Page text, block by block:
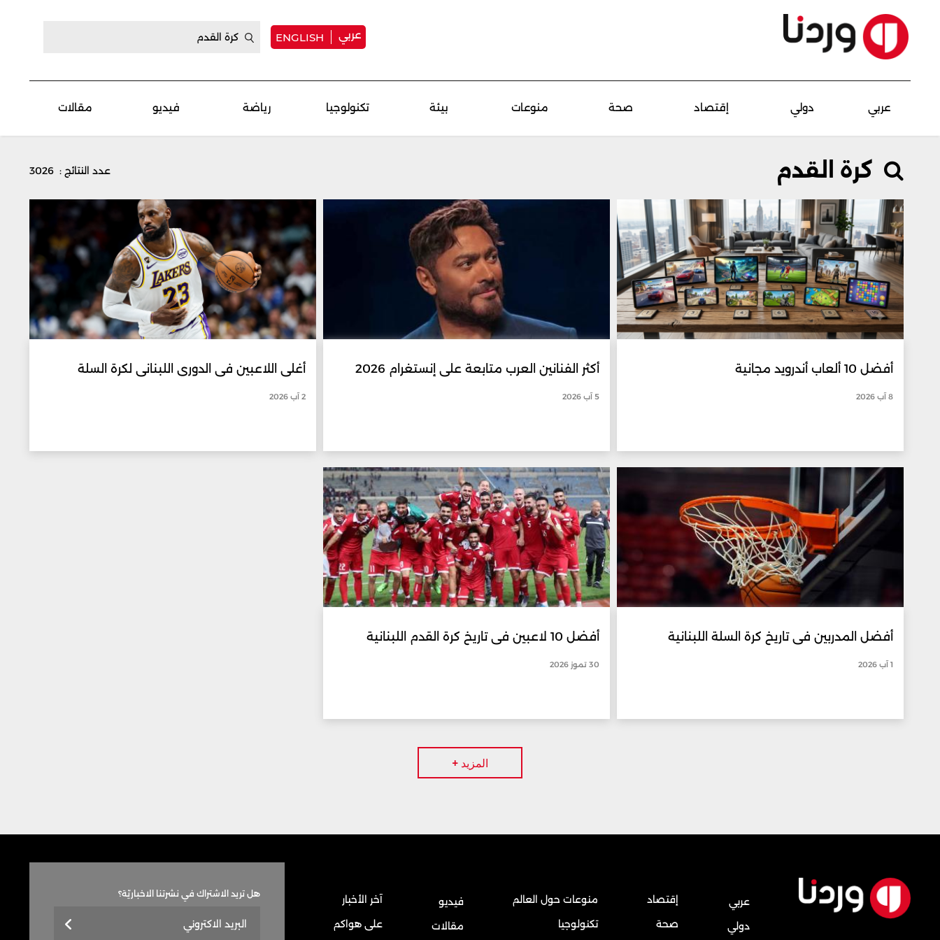
عربي ENGLISH
عربي دولي إقتصاد صحة منوعات بيئة تكنولوجيا رياضة فيديو مقالات
كرة القدم عدد النتائج : 3026
أفضل 10 ألعاب أندرويد مجانية
8 آب 2026
أكثر الفنانين العرب متابعة على إنستغرام 2026
5 آب 2026
أغلى اللاعبين في الدوري اللبناني لكرة السلة
2 آب 2026
أفضل المدربين في تاريخ كرة السلة اللبنانية
1 آب 2026
أفضل 10 لاعبين في تاريخ كرة القدم اللبنانية
30 تموز 2026
المزيد +
عربي
دولي
إقتصاد
صحة
منوعات حول العالم
تكنولوجيا
فيديو
مقالات
آخر الأخبار
على هواكم
هل تريد الاشتراك في نشرتنا الاخباريّة؟